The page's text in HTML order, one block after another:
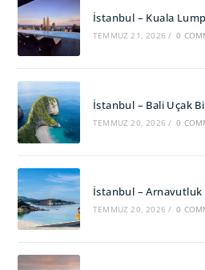
İstanbul – Kuala
TEMMUZ 21, 2026 / 0
İstanbul – Bali Uçak
TEMMUZ 20, 2026 / 0
İstanbul – Arnavutluk
TEMMUZ 20, 2026 / 0